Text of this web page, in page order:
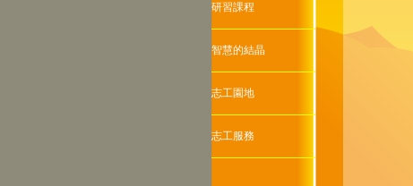
研習課程
智慧的結晶
志工園地
志工服務